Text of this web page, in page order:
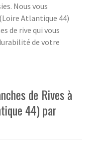
Nous vous
Atlantique 44)
de rive qui vous
de votre
de Rives à
44) par